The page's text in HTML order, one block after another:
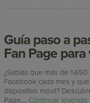
Guía paso a
Fan Page
¿Sabías que más de
Facebook cada mes y
dispositivo móvil?
Page.... Continuar leyendo